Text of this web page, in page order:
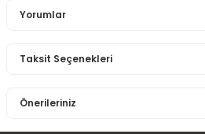
Yorumlar
Taksit Seçenekleri
Önerileriniz